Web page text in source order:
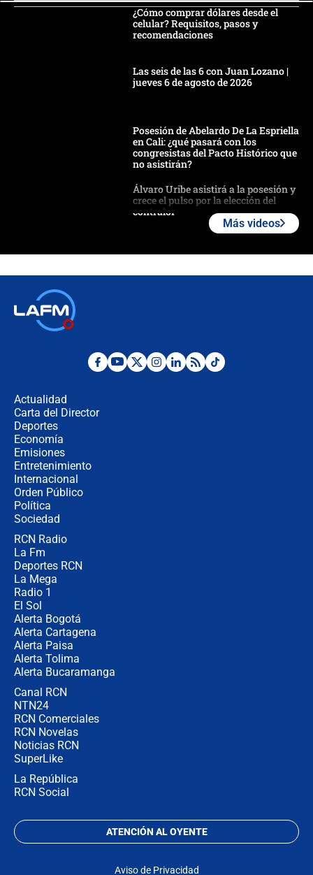
¿Cómo comprar dólares desde el
celular? Requisitos, pasos y
recomendaciones
Las seis de las 6 con Juan Lozano |
jueves 6 de agosto de 2026
Posesión de Abelardo De La Espriella
en Cali: ¿qué pasará con los
congresistas del Pacto Histórico que
no asistirán?
Álvaro Uribe asistirá a la posesión y
crece el pulso por la elección del
contralor
Estratega de Abelardo de la Espriella
Más videos
Actualidad
Carta del Director
Deportes
Economía
Emisiones
Entretenimiento
Internacional
Orden Público
Política
Sociedad
RCN Radio
La Fm
Deportes RCN
La Mega
Radio 1
El Sol
Alerta Bogotá
Alerta Cartagena
Alerta Paisa
Alerta Tolima
Alerta Bucaramanga
Canal RCN
NTN24
RCN Comerciales
RCN Novelas
Noticias RCN
SuperLike
La República
RCN Social
ATENCIÓN AL OYENTE
Aviso de Privacidad